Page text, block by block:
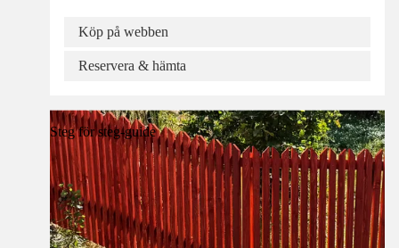
Köp på webben
Reservera & hämta
Steg för steg-guide